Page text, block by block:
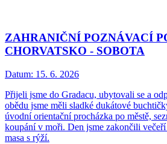
ZAHRANIČNÍ POZNÁVACÍ
CHORVATSKO - SOBOTA
Datum: 15. 6. 2026
Přijeli jsme do Gradacu, ubytovali se a
obědu jsme měli sladké dukátové
úvodní orientační procházka po městě,
koupání v moři. Den jsme zakončili
masa s rýží.